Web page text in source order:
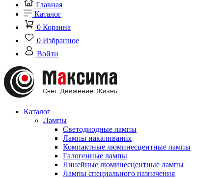
Главная
Каталог
0 Корзина
0 Избранное
Войти
Каталог
Лампы
Светодиодные лампы
Лампы накаливания
Компактные люминесцентные лампы
Галогенные лампы
Линейные люминесцентные лампы
Лампы специального назначения